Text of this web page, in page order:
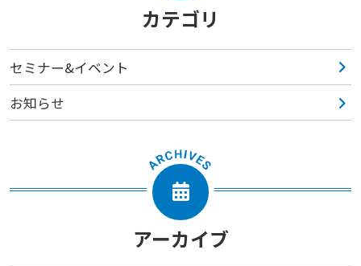
カテゴリ
セミナー&イベント
お知らせ
アーカイブ